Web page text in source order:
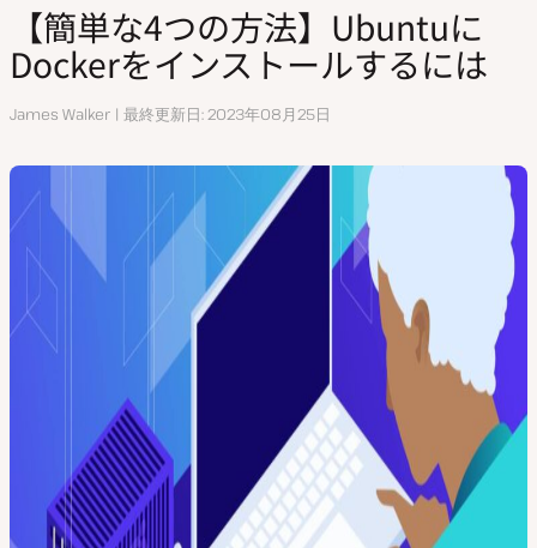
ン
お問い合わせ
【簡単な4つの方法】Ubuntuに
Dockerをインストールするには
執
James Walker 最終更新日 2023年08月25日